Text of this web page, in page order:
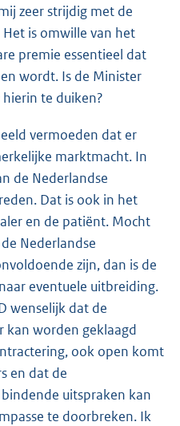
zeer strijdig met de
is omwille van het
premie essentieel dat
wordt. Is de Minister
hierin te duiken?
vermoeden dat er
marktmacht. In
de Nederlandse
Dat is ook in het
en de patiënt. Mocht
Nederlandse
zijn, dan is de
eventuele uitbreiding.
wenselijk dat de
kan worden geklaagd
ook open komt
en dat de
uitspraken kan
te doorbreken. Ik